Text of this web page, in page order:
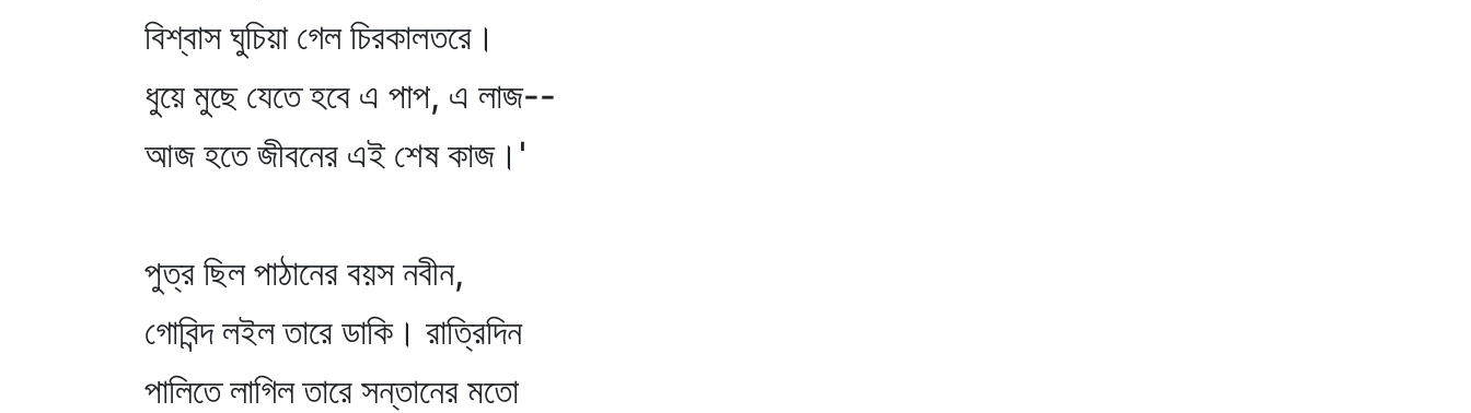
বিশ্বাস ঘুচিয়া গেল চিরকালতরে।
ধুয়ে মুছে যেতে হবে এ পাপ, এ লাজ--
আজ হতে জীবনের এই শেষ কাজ।'
পুত্র ছিল পাঠানের বয়স নবীন,
গোবিন্দ লইল তারে ডাকি। রাত্রিদিন
পালিতে লাগিল তারে সন্তানের মতো